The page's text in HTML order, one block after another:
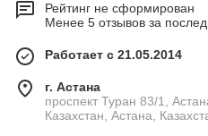
Рейтинг не сформирован
Менее 5 отзывов за
Работает с 21.05.2014
г. Астана
проспект Туран 83/1,
Казахстан, Астана,